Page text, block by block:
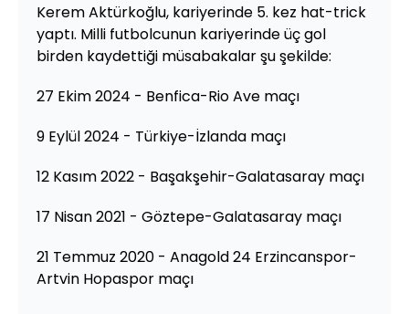
Kerem Aktürkoğlu, kariyerinde 5. kez hat-trick
yaptı. Milli futbolcunun kariyerinde üç gol
birden kaydettiği müsabakalar şu şekilde:
27 Ekim 2024 - Benfica-Rio Ave maçı
9 Eylül 2024 - Türkiye-İzlanda maçı
12 Kasım 2022 - Başakşehir-Galatasaray maçı
17 Nisan 2021 - Göztepe-Galatasaray maçı
21 Temmuz 2020 - Anagold 24 Erzincanspor-
Artvin Hopaspor maçı